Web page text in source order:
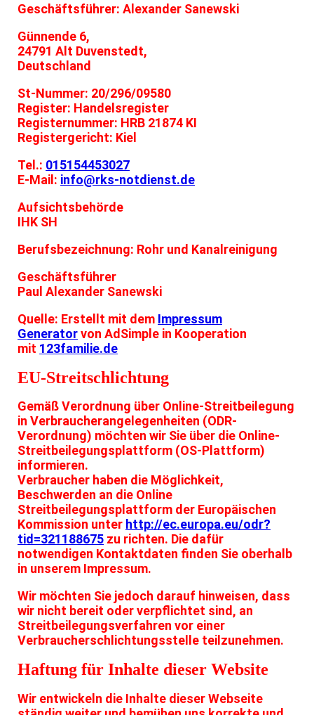
Geschäftsführer: Alexander Sanewski
Günnende 6,
24791 Alt Duvenstedt,
Deutschland
St-Nummer: 20/296/09580
Register: Handelsregister
Registernummer: HRB 21874 KI
Registergericht: Kiel
Tel.: 015154453027
E-Mail: info@rks-notdienst.de
Aufsichtsbehörde
IHK SH
Berufsbezeichnung: Rohr und Kanalreinigung
Geschäftsführer
Paul Alexander Sanewski
Quelle: Erstellt mit dem Impressum
Generatorvon AdSimple in Kooperation
mit 123familie.de
EU-Streitschlichtung
Gemäß Verordnung über Online-Streitbeilegung
in Verbraucherangelegenheiten (ODR-
Verordnung) möchten wir Sie über die Online-
Streitbeilegungsplattform (OS-Plattform)
informieren.
Verbraucher haben die Möglichkeit,
Beschwerden an die Online
Streitbeilegungsplattform der Europäischen
Kommission unter http://ec.europa.eu/odr?
tid=321188675 zu richten. Die dafür
notwendigen Kontaktdaten finden Sie oberhalb
in unserem Impressum.
Wir möchten Sie jedoch darauf hinweisen, dass
wir nicht bereit oder verpflichtet sind, an
Streitbeilegungsverfahren vor einer
Verbraucherschlichtungsstelle teilzunehmen.
Haftung für Inhalte dieser Website
Wir entwickeln die Inhalte dieser Webseite